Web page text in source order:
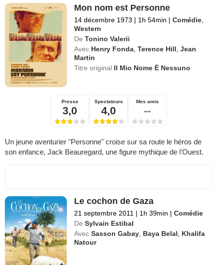
Mon nom est Personne
14 décembre 1973 | 1h 54min | Comédie,
Western
De Tonino Valerii
Avec Henry Fonda,Terence Hill,Jean
Martin
Titre original Il Mio Nome È Nessuno
Presse
3,0
Spectateurs
4,0
Mes amis
--
Un jeune aventurier "Personne" croise sur sa route le héros de
son enfance, Jack Beauregard, une figure mythique de l'Ouest.
Le cochon de Gaza
21 septembre 2011 | 1h 39min | Comédie
De Sylvain Estibal
Avec Sasson Gabay, Baya Belal, Khalifa
Natour